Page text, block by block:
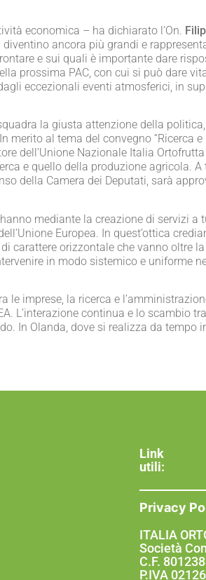
economica – ha dichiarato l’On.
ancora più grandi e
e sui quali è importante dare
prossima PAC, con cui si può dare
eccezionali eventi atmosferici, in
la giusta attenzione della
merito al tema del convegno “Ricerca
dell’Unione Nazionale Italia
e quello della produzione agricola.
della Camera dei Deputati, sarà
mediante la creazione di servizi a
Europea. In quest’ottica
carattere orizzontale che vanno oltre
in modo sistemico e uniforme
imprese, la ricerca e
L’interazione continua e lo scambio
In Olanda, dove si realizza da tempo
Link
utili:
Privacy
ITALIA
Società
C.F.
P.IVA